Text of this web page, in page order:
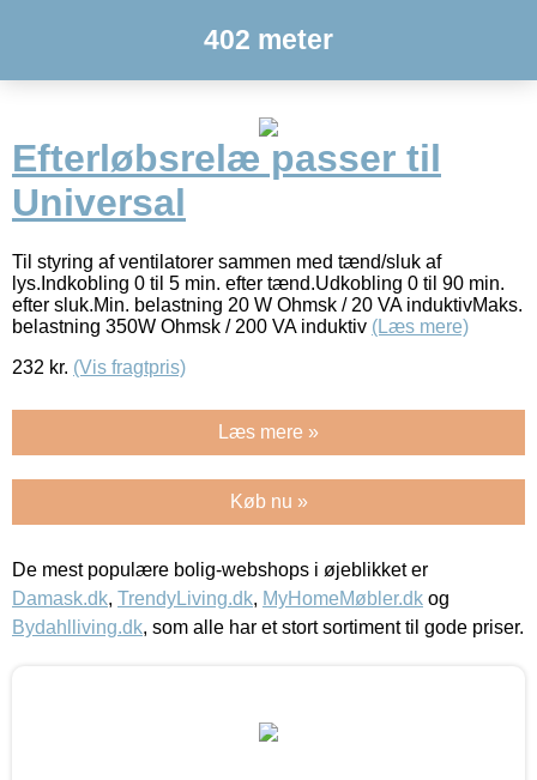
402 meter
Efterløbsrelæ passer til
Universal
Til styring af ventilatorer sammen med tænd/sluk af
lys.Indkobling 0 til 5 min. efter tænd.Udkobling 0 til 90 min.
efter sluk.Min. belastning 20 W Ohmsk / 20 VA induktivMaks.
belastning 350W Ohmsk / 200 VA induktiv (Læs mere)
232 kr. (Vis fragtpris)
Læs mere »
Køb nu »
De mest populære bolig-webshops i øjeblikket er
Damask.dk, TrendyLiving.dk, MyHomeMøbler.dk og
Bydahlliving.dk, som alle har et stort sortiment til gode priser.